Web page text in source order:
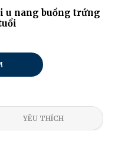
u nang buồng trứng
YÊU THÍCH